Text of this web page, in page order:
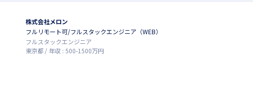
株式会社メロン
フルリモート可/フルスタックエンジニア（WEB）
フルスタックエンジニア
東京都
年収 : 500-1500万円